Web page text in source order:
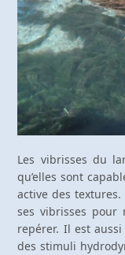
Les vibrisses du
qu’elles sont
active des
ses vibrisses pour
repérer. Il est
des stimuli